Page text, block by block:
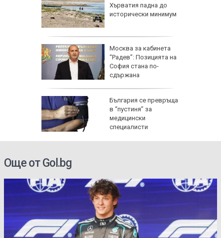
Хърватия падна до
исторически минимум
Москва за кабинета
“Радев”: Позицията на
София стана по-
сдържана
България се превръща
в “пустиня” за
медицински
специалисти
Още от Gol.bg